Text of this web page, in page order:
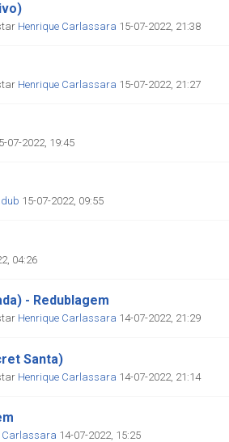
Henrique Carlassara 15-07-2022, 21:38
Henrique Carlassara 15-07-2022, 21:27
07-2022, 19:45
15-07-2022, 09:55
04:26
- Redublagem
Henrique Carlassara 14-07-2022, 21:29
Santa)
Henrique Carlassara 14-07-2022, 21:14
Carlassara 14-07-2022, 15:25